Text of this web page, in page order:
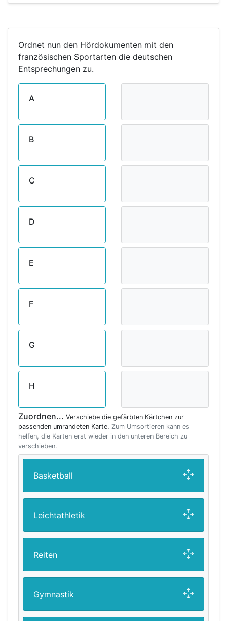
Ordnet nun den Hördokumenten mit den
französischen Sportarten die deutschen
Entsprechungen zu.
A
B
C
D
E
F
G
H
Zuordnen... Verschiebe die gefärbten Kärtchen zur
passenden umrandeten Karte. Zum Umsortieren kann es
helfen, die Karten erst wieder in den unteren Bereich zu
verschieben.
Basketball
Leichtathletik
Reiten
Gymnastik